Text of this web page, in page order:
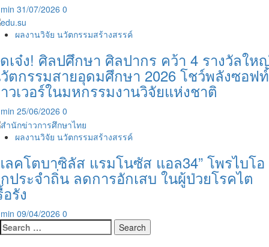
31/07/2026 0
ผลงานวิจัย นวัตกรรมสร้างสรรค์
เจ๋ง! ศิลปศึกษา ศิลปากร คว้า 4 รางวัลให
ตกรรมสายอุดมศึกษา 2026 โชว์พลังซอฟท์
วเวอร์ในมหกรรมงานวิจัยแห่งชาติ
25/06/2026 0
ผลงานวิจัย นวัตกรรมสร้างสรรค์
ลคโตบาซิลัส แรมโนซัส แอล34” โพรไบโอ
ประจำถิ่น ลดการอักเสบ ในผู้ป่วยโรคไต
อรัง
09/04/2026 0
Search
for: